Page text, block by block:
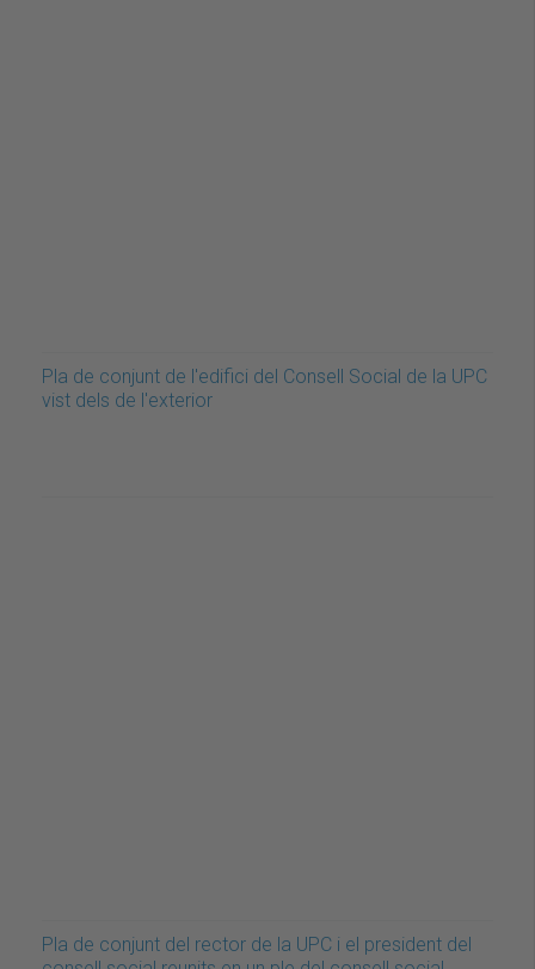
Pla de conjunt de l'edifici del Consell Social de la UPC
vist dels de l'exterior
Pla de conjunt del rector de la UPC i el president del